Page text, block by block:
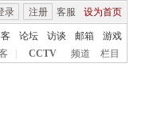
客服 设为首页
录 注册
论坛 访谈 邮箱
游戏
CCTV 频道 栏目